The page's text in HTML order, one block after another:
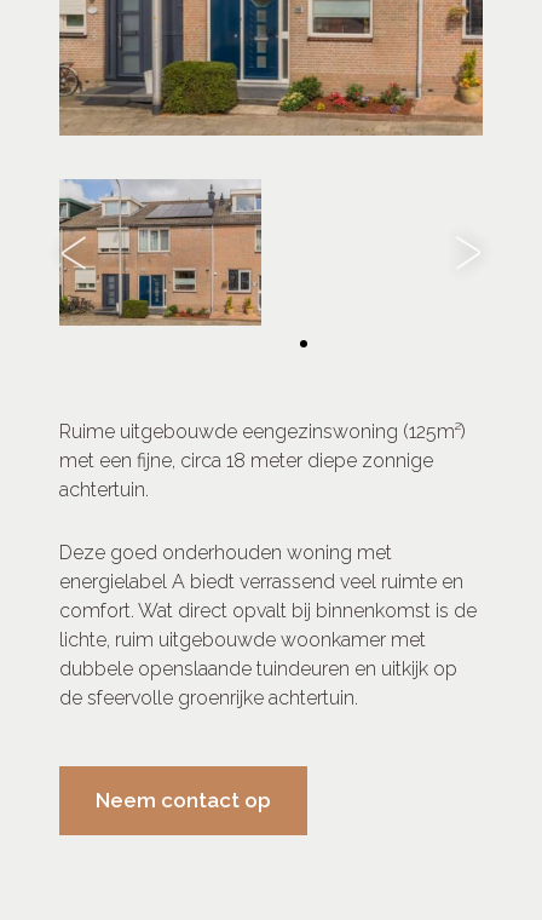
Ruime uitgebouwde eengezinswoning (125m²)
met een fijne, circa 18 meter diepe zonnige
achtertuin.
Deze goed onderhouden woning met
energielabel A biedt verrassend veel ruimte en
comfort. Wat direct opvalt bij binnenkomst is de
lichte, ruim uitgebouwde woonkamer met
dubbele openslaande tuindeuren en uitkijk op
de sfeervolle groenrijke achtertuin.
Neem contact op